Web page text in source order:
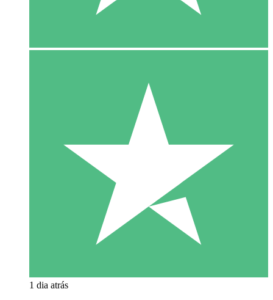
1 dia atrás